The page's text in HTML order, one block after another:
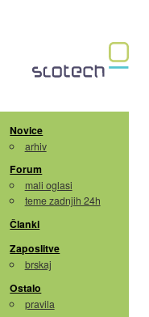
Novice
arhiv
Forum
mali oglasi
teme zadnjih 24h
Članki
Zaposlitve
brskaj
Ostalo
pravila